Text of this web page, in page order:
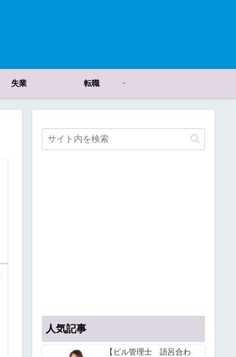
失業 転職
人気記事
【ビル管理士 語呂合わ